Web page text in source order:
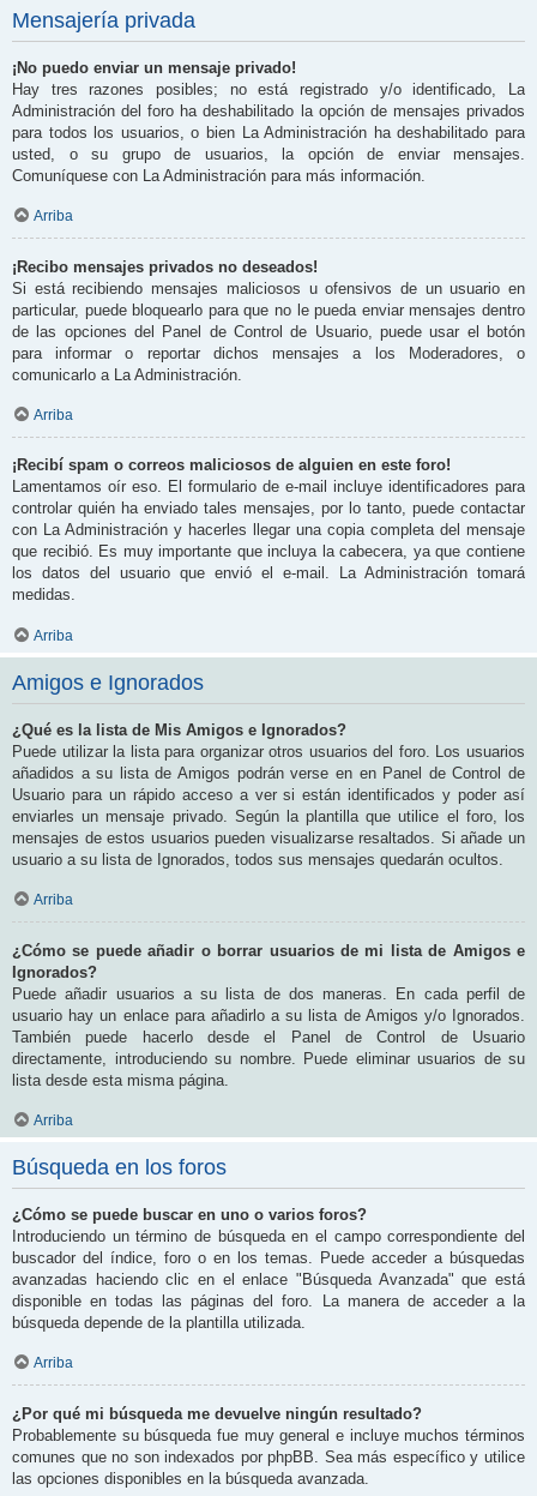
Mensajería privada
¡No puedo enviar un mensaje privado!
Hay tres razones posibles; no está registrado y/o identificado, La
Administración del foro ha deshabilitado la opción de mensajes privados
para todos los usuarios, o bien La Administración ha deshabilitado para
usted, o su grupo de usuarios, la opción de enviar mensajes.
Comuníquese con La Administración para más información.
Arriba
¡Recibo mensajes privados no deseados!
Si está recibiendo mensajes maliciosos u ofensivos de un usuario en
particular, puede bloquearlo para que no le pueda enviar mensajes dentro
de las opciones del Panel de Control de Usuario, puede usar el botón
para informar o reportar dichos mensajes a los Moderadores, o
comunicarlo a La Administración.
Arriba
¡Recibí spam o correos maliciosos de alguien en este foro!
Lamentamos oír eso. El formulario de e-mail incluye identificadores para
controlar quién ha enviado tales mensajes, por lo tanto, puede contactar
con La Administración y hacerles llegar una copia completa del mensaje
que recibió. Es muy importante que incluya la cabecera, ya que contiene
los datos del usuario que envió el e-mail. La Administración tomará
medidas.
Arriba
Amigos e Ignorados
¿Qué es la lista de Mis Amigos e Ignorados?
Puede utilizar la lista para organizar otros usuarios del foro. Los usuarios
añadidos a su lista de Amigos podrán verse en en Panel de Control de
Usuario para un rápido acceso a ver si están identificados y poder así
enviarles un mensaje privado. Según la plantilla que utilice el foro, los
mensajes de estos usuarios pueden visualizarse resaltados. Si añade un
usuario a su lista de Ignorados, todos sus mensajes quedarán ocultos.
Arriba
¿Cómo se puede añadir o borrar usuarios de mi lista de Amigos e
Ignorados?
Puede añadir usuarios a su lista de dos maneras. En cada perfil de
usuario hay un enlace para añadirlo a su lista de Amigos y/o Ignorados.
También puede hacerlo desde el Panel de Control de Usuario
directamente, introduciendo su nombre. Puede eliminar usuarios de su
lista desde esta misma página.
Arriba
Búsqueda en los foros
¿Cómo se puede buscar en uno o varios foros?
Introduciendo un término de búsqueda en el campo correspondiente del
buscador del índice, foro o en los temas. Puede acceder a búsquedas
avanzadas haciendo clic en el enlace "Búsqueda Avanzada" que está
disponible en todas las páginas del foro. La manera de acceder a la
búsqueda depende de la plantilla utilizada.
Arriba
¿Por qué mi búsqueda me devuelve ningún resultado?
Probablemente su búsqueda fue muy general e incluye muchos términos
comunes que no son indexados por phpBB. Sea más específico y utilice
las opciones disponibles en la búsqueda avanzada.